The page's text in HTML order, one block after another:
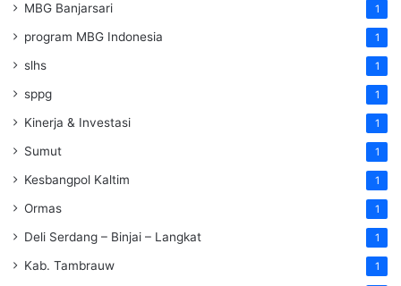
MBG Banjarsari 1
program MBG Indonesia 1
slhs 1
sppg 1
Kinerja & Investasi 1
Sumut 1
Kesbangpol Kaltim 1
Ormas 1
Deli Serdang – Binjai – Langkat 1
Kab. Tambrauw 1